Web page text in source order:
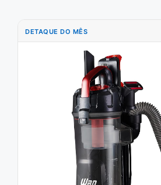
DETAQUE DO MÊS